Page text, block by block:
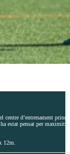
centre d’entrenament
estat pensat per
12m.